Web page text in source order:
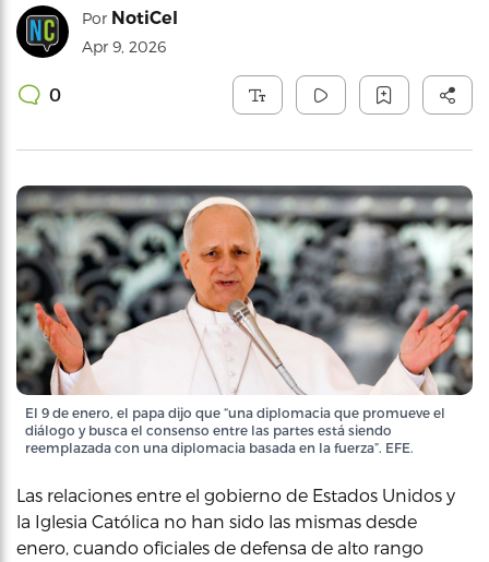
Por NotiCel
Apr 9, 2026
0
El 9 de enero, el papa dijo que “una diplomacia que promueve el
diálogo y busca el consenso entre las partes está siendo
reemplazada con una diplomacia basada en la fuerza”. EFE.
Las relaciones entre el gobierno de Estados Unidos y
la Iglesia Católica no han sido las mismas desde
enero, cuando oficiales de defensa de alto rango